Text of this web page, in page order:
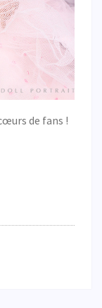
de fans !